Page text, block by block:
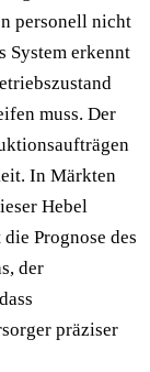
personell nicht
System erkennt
muss. Der
In Märkten
Hebel
Prognose des
der
präziser